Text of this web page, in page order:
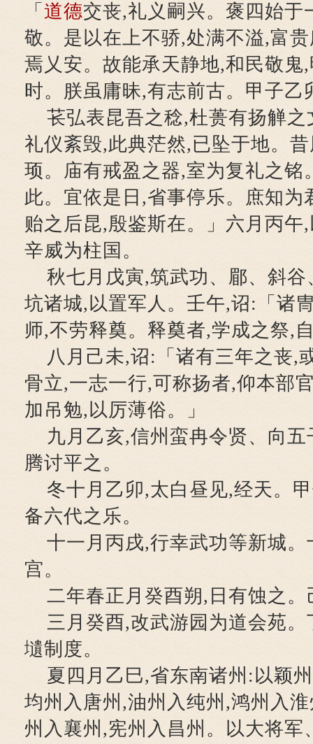
「 道德交丧,礼义嗣兴。褒四始于
敬。是以在上不骄,处满不溢,富
焉乂安。故能承天静地,和民敬鬼
时。朕虽庸昧,有志前古。甲子乙
苌弘表昆吾之稔,杜蒉有扬觯
礼仪紊毁,此典茫然,已坠于地。
顼。庙有戒盈之器,室为复礼之铭
此。宜依是日,省事停乐。庶知为
贻之后昆,殷鉴斯在。」六月丙午
辛威为柱国。
秋七月戊寅,筑武功、郿、斜
坑诸城,以置军人。壬午,诏:「诸
师,不劳释奠。释奠者,学成之祭,
八月己未,诏:「诸有三年之丧,
骨立,一志一行,可称扬者,仰本部
加吊勉,以厉薄俗。」
九月乙亥,信州蛮冉令贤、向
腾讨平之。
冬十月乙卯,太白昼见,经天。
备六代之乐。
十一月丙戌,行幸武功等新城
宫。
二年春正月癸酉朔,日有蚀之
三月癸酉,改武游园为道会苑
壝制度。
夏四月乙巳,省东南诸州:以颖
均州入唐州,油州入纯州,鸿州入
州入襄州,宪州入昌州。以大将军